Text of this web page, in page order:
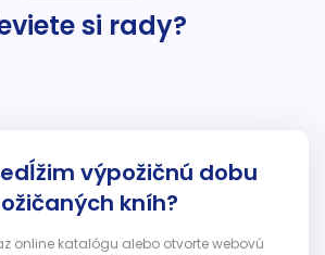
si rady?
výpožičnú dobu
kníh?
online katalógu alebo otvorte webovú